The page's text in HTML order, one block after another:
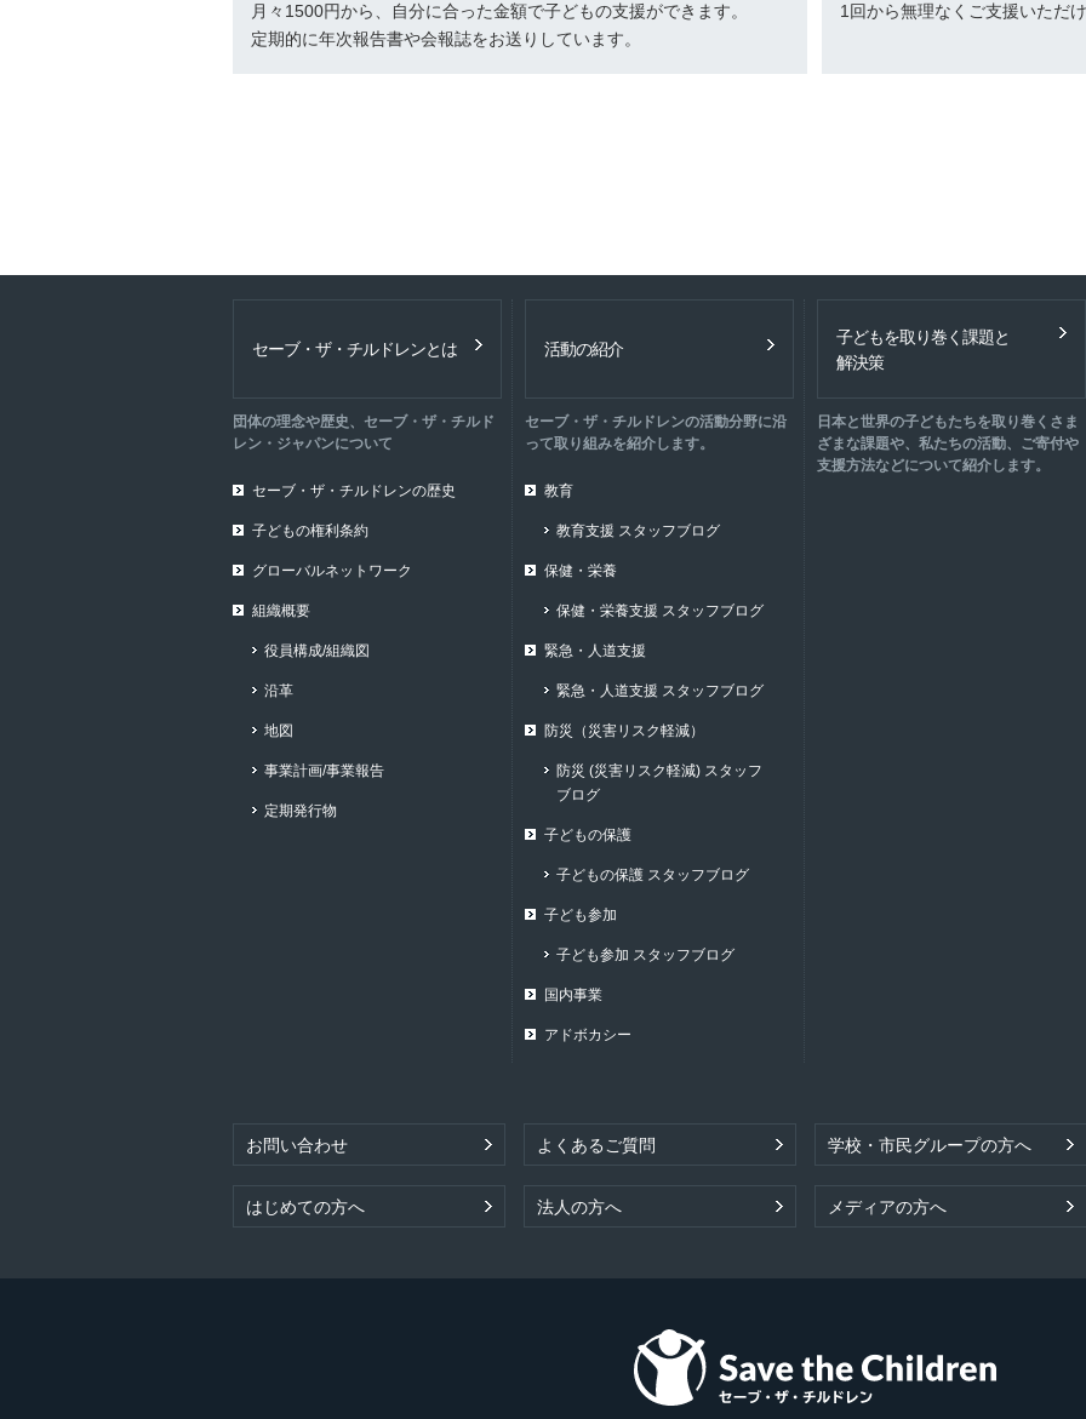
月々1500円から、自分に合った金額で子どもの支援ができます。
定期的に年次報告書や会報誌をお送りしています。
1回から無理なくご支援いただ
セーブ・ザ・チルドレンとは
団体の理念や歴史、セーブ・ザ・チルド
レン・ジャパンについて
セーブ・ザ・チルドレンの歴史
子どもの権利条約
グローバルネットワーク
組織概要
役員構成/組織図
沿革
地図
事業計画/事業報告
定期発行物
活動の紹介
セーブ・ザ・チルドレンの活動分野に沿
って取り組みを紹介します。
教育
教育支援 スタッフブログ
保健・栄養
保健・栄養支援 スタッフブログ
緊急・人道支援
緊急・人道支援 スタッフブログ
防災（災害リスク軽減）
防災 (災害リスク軽減) スタッフ
ブログ
子どもの保護
子どもの保護 スタッフブログ
子ども参加
子ども参加 スタッフブログ
国内事業
アドボカシー
子どもを取り巻く課題と
解決策
日本と世界の子どもたちを取り巻くさま
ざまな課題や、私たちの活動、ご寄付や
支援方法などについて紹介します。
お問い合わせ よくあるご質問 学校・市民グループの方へ
はじめての方へ 法人の方へ メディアの方へ